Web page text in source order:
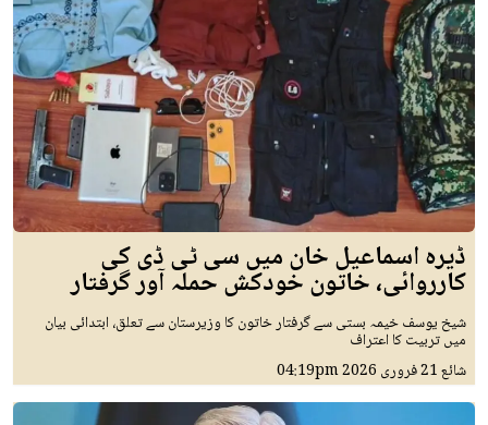
ڈیرہ اسماعیل خان میں سی ٹی ڈی کی
کارروائی، خاتون خودکش حملہ آور گرفتار
شیخ یوسف خیمہ بستی سے گرفتار خاتون کا وزیرستان سے تعلق، ابتدائی بیان
میں تربیت کا اعتراف
شائع21 فروری 2026 04:19pm